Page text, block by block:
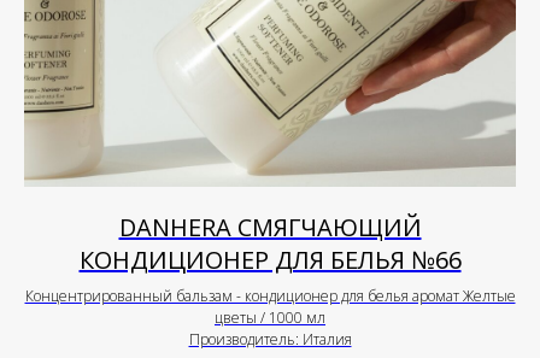
DANHERA СМЯГЧАЮЩИЙ
КОНДИЦИОНЕР ДЛЯ БЕЛЬЯ №66
Концентрированный бальзам - кондиционер для белья аромат Желтые
цветы / 1000 мл
Производитель: Италия